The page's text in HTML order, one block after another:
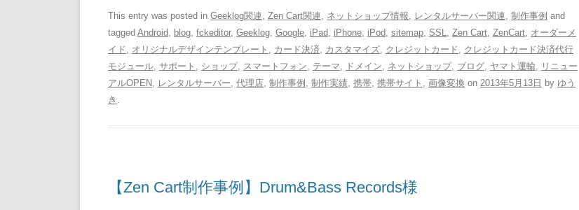
This entry was posted in Geeklog関連, Zen Cart関連, ネットショップ情報, レンタルサーバー関連, 制作事例 and
tagged Android, blog, fckeditor, Geeklog, Google, iPad, iPhone, iPod, sitemap, SSL, Zen Cart, ZenCart, オーダーメ
イド , オリジナルデザインテンプレート , カード決済, カスタマイズ, クレジットカード , クレジットカード決済代行
モジュール, サポート , ショップ, スマートフォン, テーマ, ドメイン, ネットショップ, ブログ, ヤマト運輸, リニュー
アルOPEN, レンタルサーバー, 代理店, 制作事例 , 制作実績, 携帯, 携帯サイト , 画像変換 on 2013年5月13日 by ゆう
き .
【Zen Cart制作事例】Drum&Bass Records様